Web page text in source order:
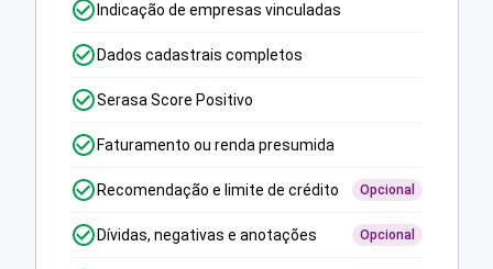
Indicação de empresas vinculadas
Dados cadastrais completos
Serasa Score Positivo
Faturamento ou renda presumida
Recomendação e limite de crédito Opcional
Dívidas, negativas e anotações Opcional